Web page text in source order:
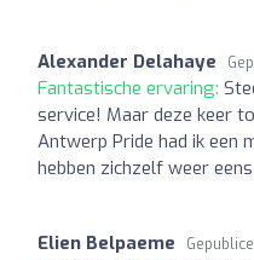
Alexander Delahaye
Fantastische ervaring:
service! Maar deze keer
Antwerp Pride had ik een
hebben zichzelf weer
Elien Belpaeme